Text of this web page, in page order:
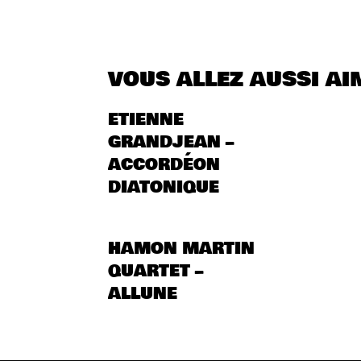
VOUS ALLEZ AUSSI
ETIENNE
GRANDJEAN –
ACCORDÉON
DIATONIQUE
HAMON MARTIN
QUARTET –
ALLUNE